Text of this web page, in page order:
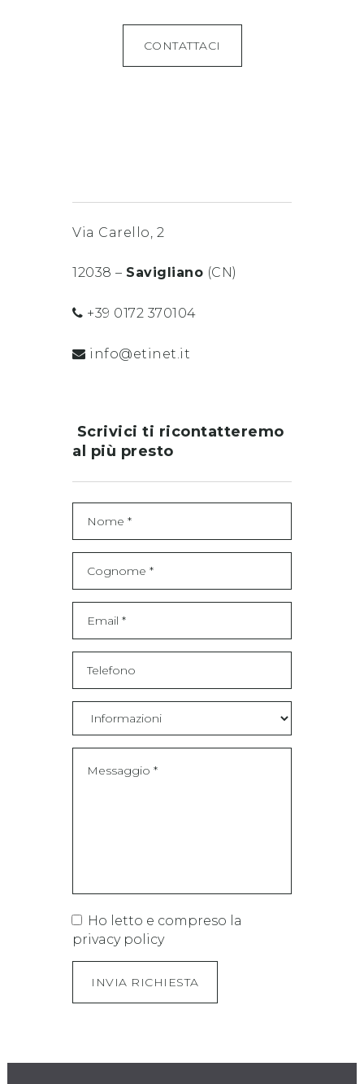
CONTATTACI
Via Carello, 2
12038 – Savigliano (CN)
+39 0172 370104
info@etinet.it
Scrivici ti ricontatteremo
al più presto
Ho letto e compreso la
privacy policy